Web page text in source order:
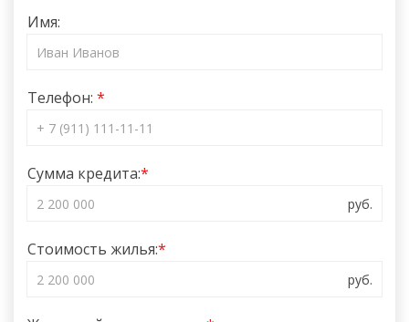
Имя:
Телефон:
Сумма кредита:
Стоимость жилья: